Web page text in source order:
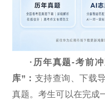
·历年真题-考前
库” ： 支持查询、下载
真题。考生可以在完成